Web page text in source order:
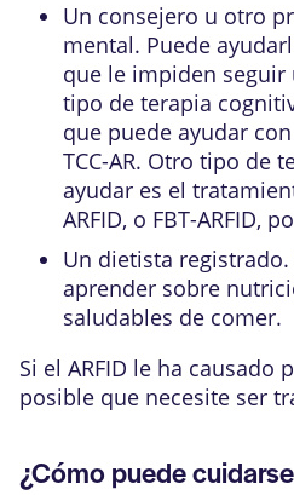
Un consejero u otro
mental. Puede
que le impiden seguir
tipo de terapia
que puede ayudar
TCC-AR. Otro tipo de
ayudar es el
ARFID, o FBT-ARFID,
Un dietista
aprender sobre
saludables de comer.
Si el ARFID le ha causado
posible que necesite ser
¿Cómo puede